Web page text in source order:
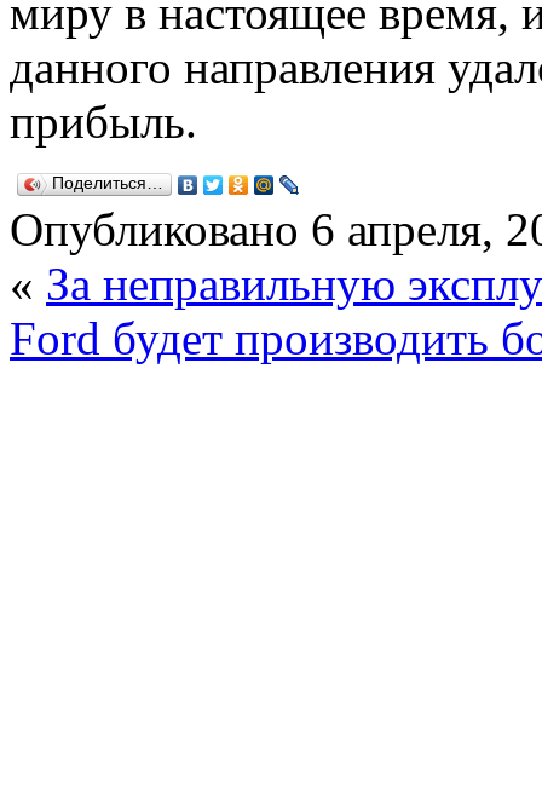
миру в настоящее время,
данного направления
прибыль.
Поделиться…
Опубликовано 6 апреля,
« За неправильную
Ford будет производить